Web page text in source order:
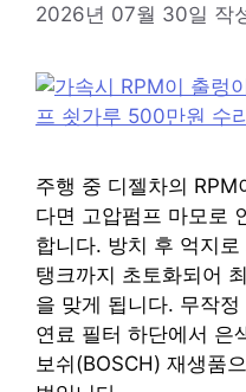
2026년 07월 30일 작
주행 중 디젤차의
다면 고압펌프 마모로
합니다. 방치 후 억지
탱크까지 초토화되어
을 맞게 됩니다. 무작
연료 필터 하단에서 은
보쉬(BOSCH) 재생품